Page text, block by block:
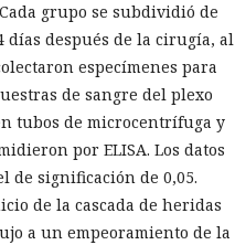
grupo se subdividió de
días después de la cirugía, al
especímenes para
de sangre del plexo
tubos de microcentrífuga y
por ELISA. Los datos
de significación de 0,05.
de la cascada de heridas
a un empeoramiento de la